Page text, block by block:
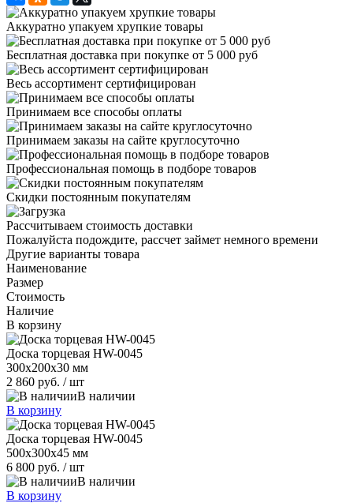
Аккуратно упакуем хрупкие товары
Бесплатная доставка при покупке от 5 000 руб
Весь ассортимент сертифицирован
Принимаем все способы оплаты
Принимаем заказы на сайте круглосуточно
Профессиональная помощь в подборе товаров
Скидки постоянным покупателям
Рассчитываем стоимость доставки
Пожалуйста подождите, рассчет займет немного времени
Другие варианты товара
Наименование
Размер
Стоимость
Наличие
В корзину
Доска торцевая HW-0045
300х200х30 мм
2 860 руб. / шт
В наличии
В корзину
Доска торцевая HW-0045
500х300х45 мм
6 800 руб. / шт
В наличии
В корзину